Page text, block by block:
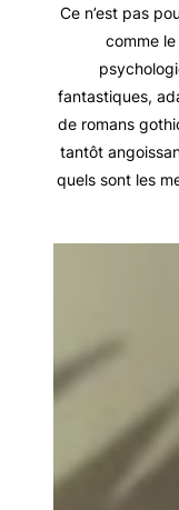
Ce n’est pas
comme
fantastiques,
de romans
tantôt
quels sont les